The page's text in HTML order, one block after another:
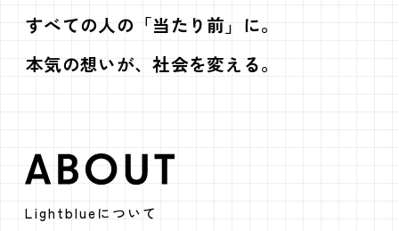
すべての人の「当たり前」に。
本気の想いが、社会を変える。
ABOUT
Lightblueについて